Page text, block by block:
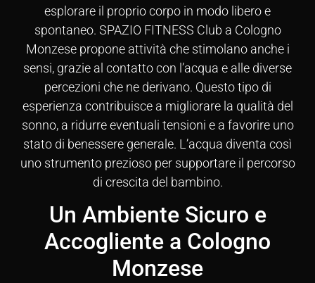
esplorare il proprio corpo in modo libero e
spontaneo. SPAZIO FITNESS Club a Cologno
Monzese propone attività che stimolano anche i
sensi, grazie al contatto con l’acqua e alle diverse
percezioni che ne derivano. Questo tipo di
esperienza contribuisce a migliorare la qualità del
sonno, a ridurre eventuali tensioni e a favorire uno
stato di benessere generale. L’acqua diventa così
uno strumento prezioso per supportare il percorso
di crescita del bambino.
Un Ambiente Sicuro e
Accogliente a Cologno
Monzese